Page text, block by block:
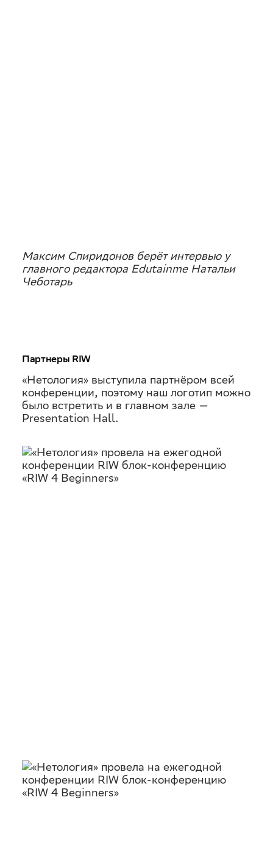
Максим Спиридонов берёт интервью у
главного редактора Edutainme Натальи
Чеботарь
Партнеры RIW
«Нетология» выступила партнёром всей
конференции, поэтому наш логотип можно
было встретить и в главном зале —
Presentation Hall.